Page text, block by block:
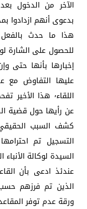
بدعوى أنهم ازدادوا
هذا ما حدث
للحصول على الشارة
عليها التفاوض مع
اللقاء٬ هذا
السيدة لوكالة الأنباء
ورقة عدم توفر